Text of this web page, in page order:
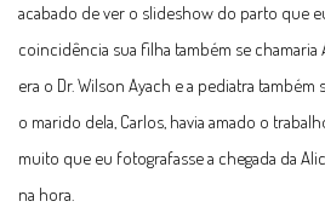
acabado de ver o slideshow do parto que
coincidência sua filha também se chamaria
era o Dr. Wilson Ayach e a pediatra também
o marido dela, Carlos, havia amado o
muito que eu fotografasse a chegada da
na hora.